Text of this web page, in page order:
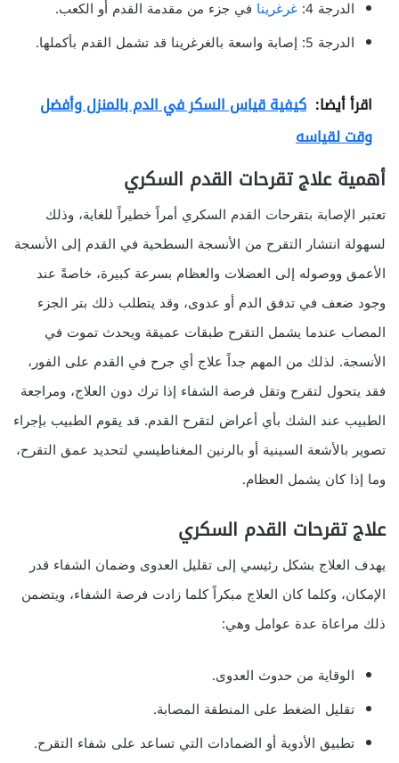
الدرجة 4: غرغرينا في جزء من مقدمة القدم أو الكعب.
الدرجة 5: إصابة واسعة بالغرغرينا قد تشمل القدم بأكملها.
اقرأ أيضا: كيفية قياس السكر في الدم بالمنزل وأفضل
وقت لقياسه
أهمية علاج تقرحات القدم السكري
تعتبر الإصابة بتقرحات القدم السكري أمراً خطيراً للغاية، وذلك
لسهولة انتشار التقرح من الأنسجة السطحية في القدم إلى الأنسجة
الأعمق ووصوله إلى العضلات والعظام بسرعة كبيرة، خاصةً عند
وجود ضعف في تدفق الدم أو عدوى، وقد يتطلب ذلك بتر الجزء
المصاب عندما يشمل التقرح طبقات عميقة ويحدث تموت في
الأنسجة. لذلك من المهم جداً علاج أي جرح في القدم على الفور،
فقد يتحول لتقرح وتقل فرصة الشفاء إذا ترك دون العلاج، ومراجعة
الطبيب عند الشك بأي أعراض لتقرح القدم. قد يقوم الطبيب بإجراء
تصوير بالأشعة السينية أو بالرنين المغناطيسي لتحديد عمق التقرح،
وما إذا كان يشمل العظام.
علاج تقرحات القدم السكري
يهدف العلاج بشكل رئيسي إلى تقليل العدوى وضمان الشفاء قدر
الإمكان، وكلما كان العلاج مبكراً كلما زادت فرصة الشفاء، ويتضمن
ذلك مراعاة عدة عوامل وهي:
الوقاية من حدوث العدوى.
تقليل الضغط على المنطقة المصابة.
تطبيق الأدوية أو الضمادات التي تساعد على شفاء التقرح.